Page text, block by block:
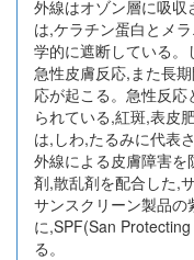
外線はオゾン層に吸
は,ケラチン蛋白とメ
学的に遮断している
急性皮膚反応,また長
応が起こる。急性反
られている,紅斑,表皮
は,しわ,たるみに代表
外線による皮膚障害
剤,散乱剤を配合した,
サンスクリーン製品
に,SPF(San
る。